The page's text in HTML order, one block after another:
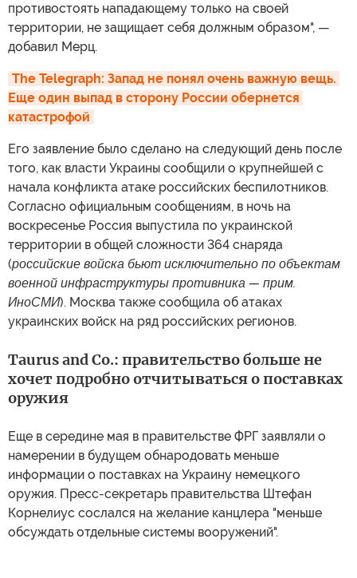
противостоять нападающему только на своей
территории, не защищает себя должным образом", —
добавил Мерц.
The Telegraph: Запад не понял очень важную вещь.
Еще один выпад в сторону России обернется
катастрофой
Его заявление было сделано на следующий день после
того, как власти Украины сообщили о крупнейшей с
начала конфликта атаке российских беспилотников.
Согласно официальным сообщениям, в ночь на
воскресенье Россия выпустила по украинской
территории в общей сложности 364 снаряда
(российские войска бьют исключительно по объектам
военной инфраструктуры противника — прим.
ИноСМИ). Москва также сообщила об атаках
украинских войск на ряд российских регионов.
Taurus and Co.: правительство больше не
хочет подробно отчитываться о поставках
оружия
Еще в середине мая в правительстве ФРГ заявляли о
намерении в будущем обнародовать меньше
информации о поставках на Украину немецкого
оружия. Пресс-секретарь правительства Штефан
Корнелиус сослался на желание канцлера "меньше
обсуждать отдельные системы вооружений".